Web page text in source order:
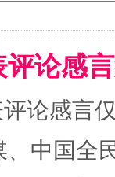
除
论感
论感言
中国全